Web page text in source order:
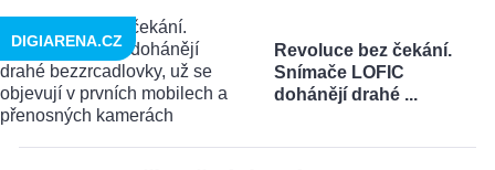
Revoluce bez čekání.
Snímače LOFIC
dohánějí drahé ...
DIGIARENA.CZ